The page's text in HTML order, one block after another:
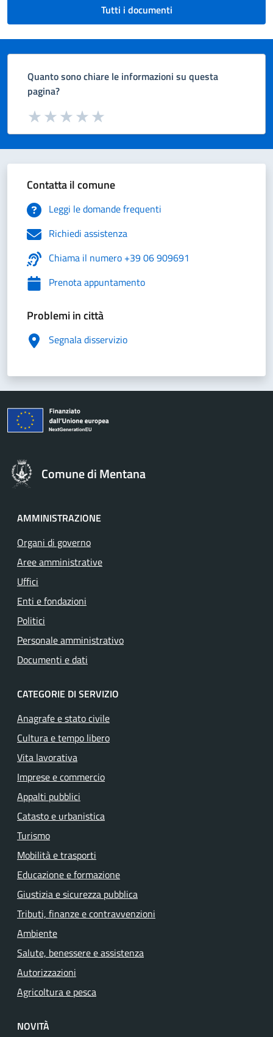
Tutti i documenti
Quanto sono chiare le informazioni su questa
pagina?
Valuta da 1 a 5 stelle la pagina
Valuta 5 stelle su 5
Valuta 4 stelle su 5
Valuta 3 stelle su 5
Valuta 2 stelle su 5
Valuta 1 stelle su 5
Contatta il comune
Leggi le domande frequenti
Richiedi assistenza
Chiama il numero +39 06 909691
Prenota appuntamento
Problemi in città
Segnala disservizio
Comune di Mentana
AMMINISTRAZIONE
Organi di governo
Aree amministrative
Uffici
Enti e fondazioni
Politici
Personale amministrativo
Documenti e dati
CATEGORIE DI SERVIZIO
Anagrafe e stato civile
Cultura e tempo libero
Vita lavorativa
Imprese e commercio
Appalti pubblici
Catasto e urbanistica
Turismo
Mobilità e trasporti
Educazione e formazione
Giustizia e sicurezza pubblica
Tributi, finanze e contravvenzioni
Ambiente
Salute, benessere e assistenza
Autorizzazioni
Agricoltura e pesca
NOVITÀ